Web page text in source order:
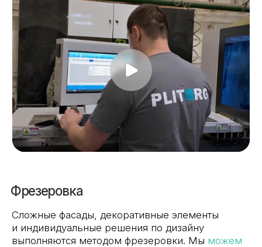
Доставка
Собственный автопарк
позволяет нам
доставлять продукцию по Москве, области
и в другие регионы. По желанию клиента
осуществляемподъём на этаж, что особенно
важно в многоэтажных домах без грузового
лифта или при наличии крупногабаритных
изделий.
Монтаж